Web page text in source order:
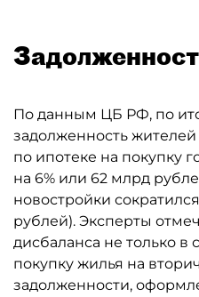
По данным ЦБ РФ, по
задолженность
по ипотеке на покупку
на 6% или 62 млрд
новостройки
рублей). Эксперты
дисбаланса не только
покупку жилья на
задолженности,